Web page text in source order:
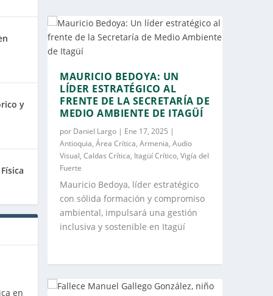
y
MAURICIO BEDOYA: UN
LÍDER ESTRATÉGICO AL
FRENTE DE LA SECRETARÍA DE
MEDIO AMBIENTE DE ITAGÜÍ
por Daniel Largo | Ene 17, 2025 |
Antioquia,Área Crítica,Armenia,Audio
Visual,Caldas Crítica, Itagüí Crítico,Vigía del
Fuerte
Mauricio Bedoya, líder estratégico
con sólida formación y compromiso
ambiental, impulsará una gestión
inclusiva y sostenible en Itagüí